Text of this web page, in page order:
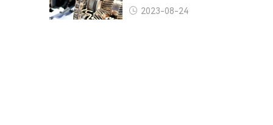
全管理体系 ASIL D 等
2023-08-24